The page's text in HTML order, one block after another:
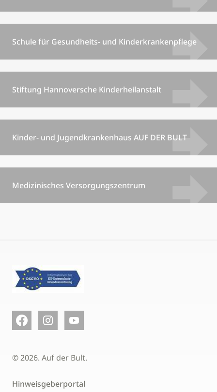
Schule für Gesundheits- und Kinderkrankenpflege
Stiftung Hannoversche Kinderheilanstalt
Kinder- und Jugendkrankenhaus AUF DER BULT
Medizinisches Versorgungszentrum
© 2026. Auf der Bult.
Hinweisgeberportal